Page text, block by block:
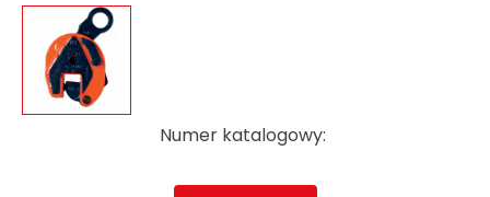
Numer katalogowy: